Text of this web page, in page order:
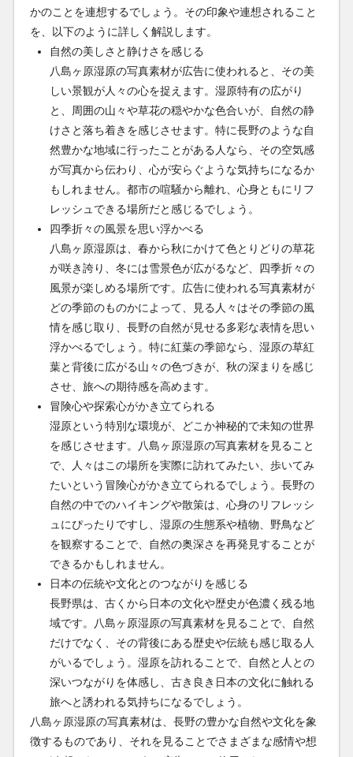
かのことを連想するでしょう。その印象や連想されること
を、以下のように詳しく解説します。
自然の美しさと静けさを感じる
八島ヶ原湿原の写真素材が広告に使われると、その美
しい景観が人々の心を捉えます。湿原特有の広がり
と、周囲の山々や草花の穏やかな色合いが、自然の静
けさと落ち着きを感じさせます。特に長野のような自
然豊かな地域に行ったことがある人なら、その空気感
が写真から伝わり、心が安らぐような気持ちになるか
もしれません。都市の喧騒から離れ、心身ともにリフ
レッシュできる場所だと感じるでしょう。
四季折々の風景を思い浮かべる
八島ヶ原湿原は、春から秋にかけて色とりどりの草花
が咲き誇り、冬には雪景色が広がるなど、四季折々の
風景が楽しめる場所です。広告に使われる写真素材が
どの季節のものかによって、見る人々はその季節の風
情を感じ取り、長野の自然が見せる多彩な表情を思い
浮かべるでしょう。特に紅葉の季節なら、湿原の草紅
葉と背後に広がる山々の色づきが、秋の深まりを感じ
させ、旅への期待感を高めます。
冒険心や探索心がかき立てられる
湿原という特別な環境が、どこか神秘的で未知の世界
を感じさせます。八島ヶ原湿原の写真素材を見ること
で、人々はこの場所を実際に訪れてみたい、歩いてみ
たいという冒険心がかき立てられるでしょう。長野の
自然の中でのハイキングや散策は、心身のリフレッシ
ュにぴったりですし、湿原の生態系や植物、野鳥など
を観察することで、自然の奥深さを再発見することが
できるかもしれません。
日本の伝統や文化とのつながりを感じる
長野県は、古くから日本の文化や歴史が色濃く残る地
域です。八島ヶ原湿原の写真素材を見ることで、自然
だけでなく、その背後にある歴史や伝統も感じ取る人
がいるでしょう。湿原を訪れることで、自然と人との
深いつながりを体感し、古き良き日本の文化に触れる
旅へと誘われる気持ちになるでしょう。
八島ヶ原湿原の写真素材は、長野の豊かな自然や文化を象
徴するものであり、それを見ることでさまざまな感情や想